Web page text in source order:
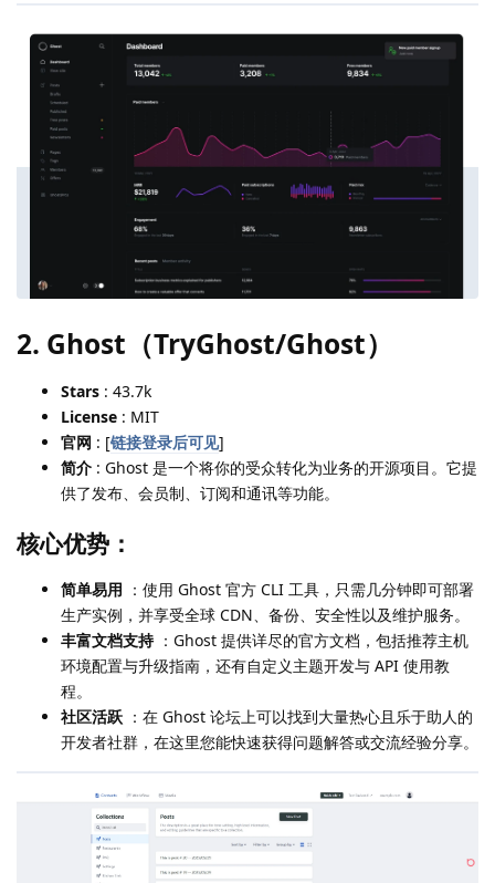
2. Ghost（TryGhost/Ghost）
Stars : 43.7k
License : MIT
官网 : [链接登录后可见]
简介 : Ghost 是一个将你的受众转化为业务的开源项目。它提
供了发布、会员制、订阅和通讯等功能。
核心优势：
简单易用 ：使用 Ghost 官方 CLI 工具，只需几分钟即可部署
生产实例，并享受全球 CDN、备份、安全性以及维护服务。
丰富文档支持：Ghost 提供详尽的官方文档，包括推荐主机
环境配置与升级指南，还有自定义主题开发与 API 使用教
程。
社区活跃 ：在 Ghost 论坛上可以找到大量热心且乐于助人的
开发者社群，在这里您能快速获得问题解答或交流经验分享。